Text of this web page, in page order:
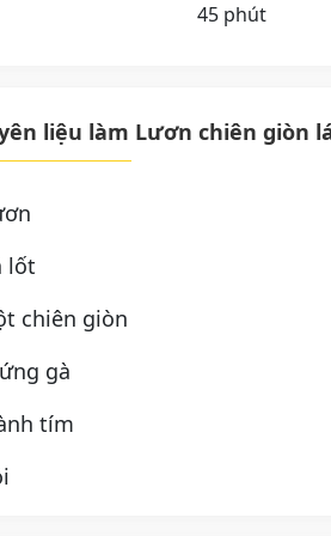
45 phút
liệu làm Lươn chiên giòn
lốt
chiên giòn
gà
tím